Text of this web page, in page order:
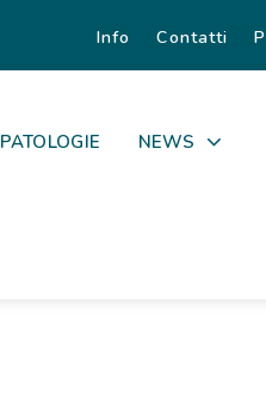
Info Contatti
PATOLOGIE
NEWS